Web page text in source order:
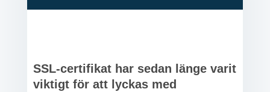
SSL-certifikat har sedan länge varit
viktigt för att lyckas med